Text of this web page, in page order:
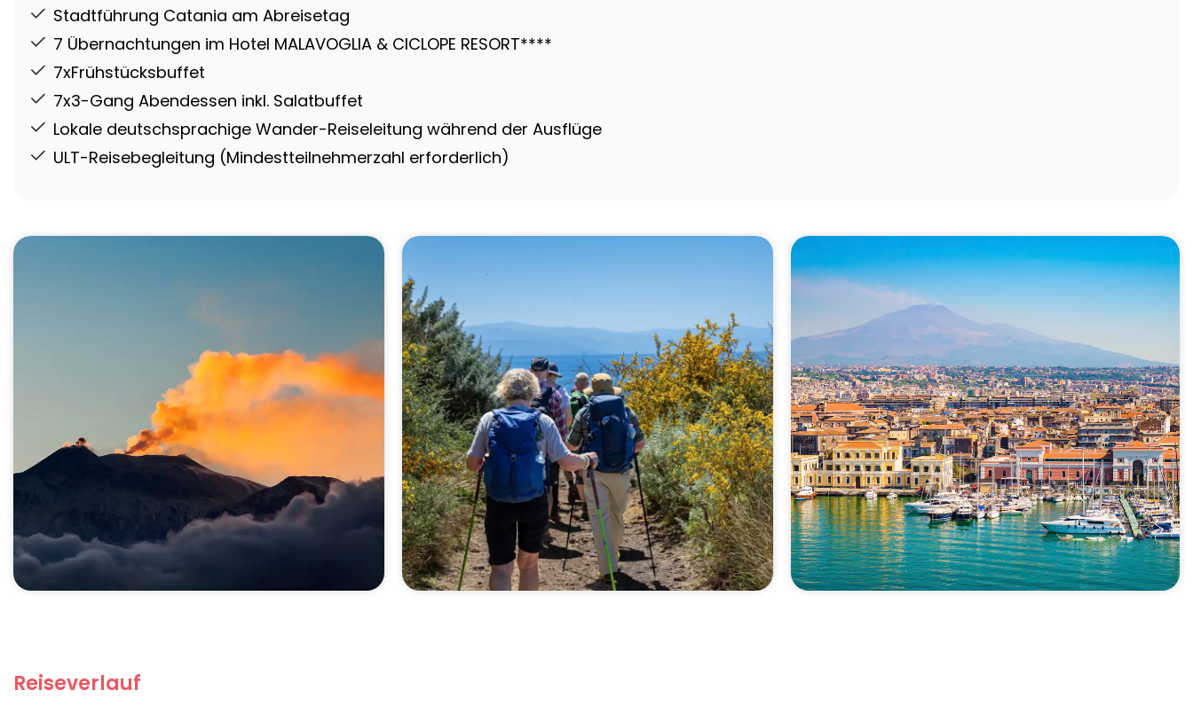
Stadtführung Catania am Abreisetag
7 Übernachtungen im Hotel MALAVOGLIA & CICLOPE RESORT****
7xFrühstücksbuffet
7x3-Gang Abendessen inkl. Salatbuffet
Lokale deutschsprachige Wander-Reiseleitung während der Ausflüge
ULT-Reisebegleitung (Mindestteilnehmerzahl erforderlich)
Reiseverlauf